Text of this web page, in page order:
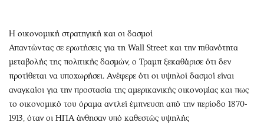
Η οικονομική στρατηγική και οι δασμοί
Απαντώντας σε ερωτήσεις για τη Wall Street και την πιθανότητα
μεταβολής της πολιτικής δασμών, ο Τραμπ ξεκαθάρισε ότι δεν
προτίθεται να υποχωρήσει. Ανέφερε ότι οι υψηλοί δασμοί είναι
αναγκαίοι για την προστασία της αμερικανικής οικονομίας και πως
το οικονομικό του όραμα αντλεί έμπνευση από την περίοδο 1870-
1913, όταν οι ΗΠΑ άνθησαν υπό καθεστώς υψηλής